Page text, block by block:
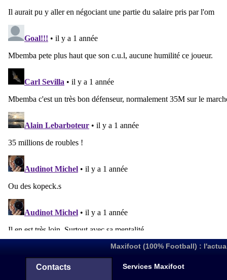
Maxifoot (100% Football) :
Contacts Services Maxifoot